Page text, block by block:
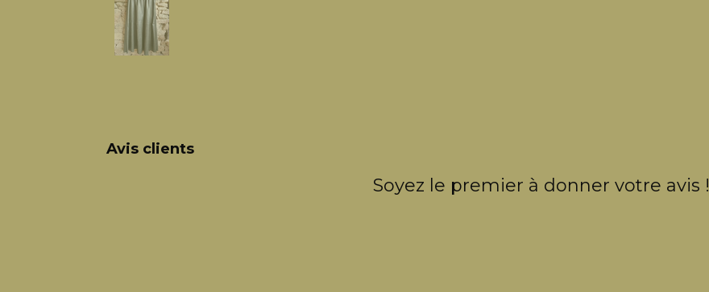
Avis clients
Soyez le premier à donner votre avis !